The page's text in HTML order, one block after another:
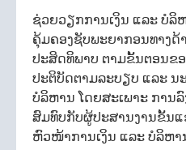
ຊ່ວຍວຽກການເງິນ ແລະ ບໍລິ
ຄຸ້ມຄອງຊັບພະຍາກອນທາງດ້
ປະສິດທິພາບ ຕາມຂັ້ນຕອນຂ
ປະຕິບັດຕາມລະບຽບ ແລະ ນ
ບໍລິຫານ ໂດຍສະເພາະ ການ
ສົມທົບກັບຜູ້ປະສານງານຂັ້ນແ
ຫົວໜ້າການເງິນ ແລະ ບໍລິຫາ